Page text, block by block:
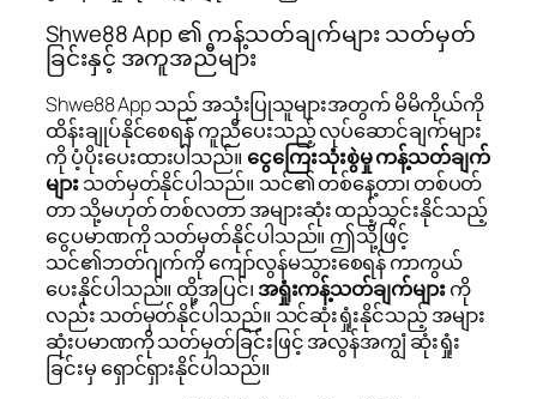
Shwe88 App ၏ ကန့်သတ်ချက်များ သတ်မှတ်
ခြင်းနှင့် အကူအညီများ
Shwe88 App သည် အသုံးပြုသူများအတွက် မိမိကိုယ်ကို
ထိန်းချုပ်နိုင်စေရန် ကူညီပေးသည့် လုပ်ဆောင်ချက်များ
ကို ပံ့ပိုးပေးထားပါသည်။ ငွေကြေးသုံးစွဲမှု ကန့်သတ်ချက်
များသတ်မှတ်နိုင်ပါသည်။ သင်၏ တစ်နေ့တာ၊ တစ်ပတ်
တာ သို့မဟုတ် တစ်လတာ အများဆုံး ထည့်သွင်းနိုင်သည့်
ငွေပမာဏကို သတ်မှတ်နိုင်ပါသည်။ ဤသို့ဖြင့်
သင်၏ဘတ်ဂျက်ကို ကျော်လွန်မသွားစေရန် ကာကွယ်
ပေးနိုင်ပါသည်။ ထို့အပြင်၊အရှုံးကန့်သတ်ချက်များကို
လည်း သတ်မှတ်နိုင်ပါသည်။ သင်ဆုံးရှုံးနိုင်သည့် အများ
ဆုံးပမာဏကို သတ်မှတ်ခြင်းဖြင့် အလွန်အကျွံ ဆုံးရှုံး
ခြင်းမှ ရှောင်ရှားနိုင်ပါသည်။